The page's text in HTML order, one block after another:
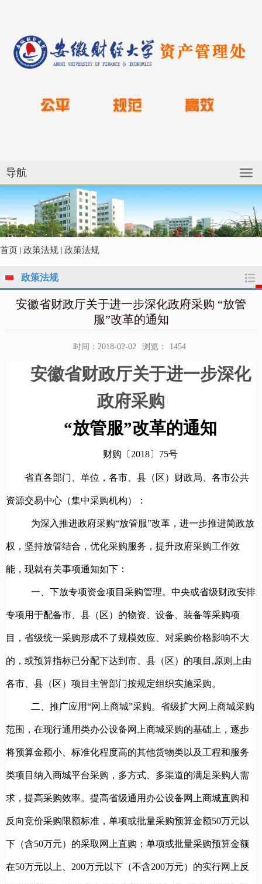
导航
首页 政策法规 政策法规
政策法规
安徽省财政厅关于进一步深化政府采购 “放管
服”改革的通知
时间：2018-02-02 浏览： 1454
安徽省财政厅关于进一步深化
政府采购
“放管服”改革的通知
财购〔2018〕75号
省直各部门、单位，各市、县（区）财政局、各市公共
资源交易中心（集中采购机构）：
为深入推进政府采购“放管服”改革，进一步推进简政放
权，坚持放管结合，优化采购服务，提升政府采购工作效
能，现就有关事项通知如下：
一、下放专项资金项目采购管理。 中央或省级财政安排
专项用于配备市、县（区）的物资、设备、装备等采购项
目，省级统一采购形成不了规模效应、对采购价格影响不大
的，或预算指标已分配下达到市、县（区）的项目,原则上由
各市、县（区）项目主管部门按规定组织实施采购。
二、 推广应用“网上商城”采购。 省级扩大网上商城采购
范围，在现行通用类办公设备网上商城采购的基础上，逐步
将预算金额小、标准化程度高的其他货物类以及工程和服务
类项目纳入商城平台采购，多方式、多渠道的满足采购人需
求，提高采购效率。提高省级通用办公设备网上商城直购和
反向竞价采购限额标准，单项或批量采购预算金额50万元以
下（含50万元）的采取网上直购；单项或批量采购预算金额
在50万元以上、200万元以下（不含200万元）的实行网上反